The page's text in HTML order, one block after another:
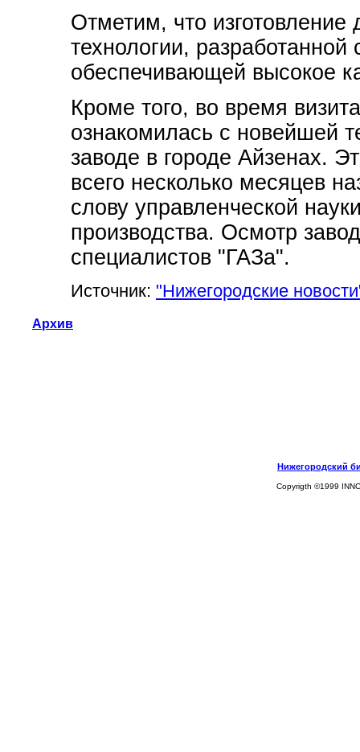
Отметим, что изготовление
технологии,
обеспечивающей высокое
Кроме того, во время
ознакомилась с новейшей
заводе в городе Айзенах.
всего несколько месяцев
слову управленческой
производства. Осмотр
специалистов "ГАЗа".
Источник: "Нижегородские
Архив
Нижегородский
Copyrigth ©1999